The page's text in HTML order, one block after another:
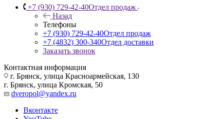
+7 (930) 729-42-40Отдел продаж
Назад
Телефоны
+7 (930) 729-42-40Отдел продаж
+7 (4832) 300-340Отдел доставки
Заказать звонок
Контактная информация
г. Брянск, улица Красноармейская, 130
г. Брянск, улица Кромская, 50
dveropol@yandex.ru
Вконтакте